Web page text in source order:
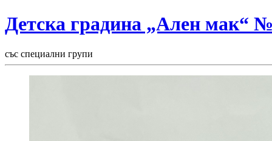
Детска градина „Ален мак“
със специални групи